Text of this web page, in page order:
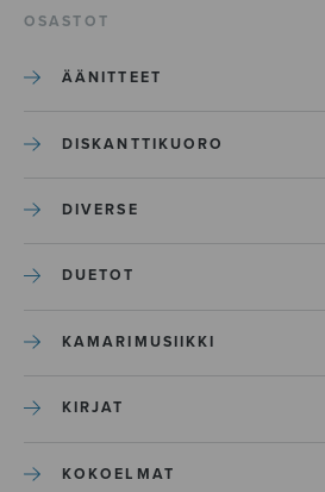
OSASTOT
ÄÄNITTEET
DISKANTTIKUORO
DIVERSE
DUETOT
KAMARIMUSIIKKI
KIRJAT
KOKOELMAT